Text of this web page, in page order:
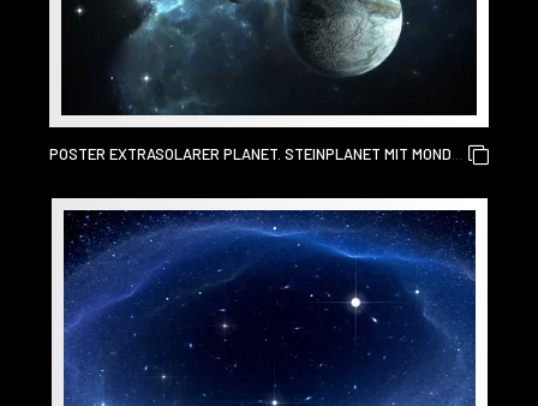
POSTER EXTRASOLARER PLANET. STEINPLANET MIT MOND